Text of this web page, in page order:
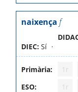
naixença f
DIEC: Sí
Primària: 1r
ESO:
1r